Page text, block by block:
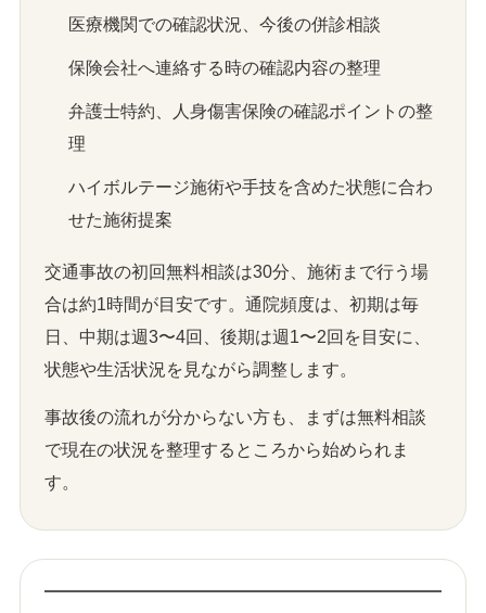
医療機関での確認状況、今後の併診相談
保険会社へ連絡する時の確認内容の整理
弁護士特約、人身傷害保険の確認ポイントの整
理
ハイボルテージ施術や手技を含めた状態に合わ
せた施術提案
交通事故の初回無料相談は30分、施術まで行う場
合は約1時間が目安です。通院頻度は、初期は毎
日、中期は週3〜4回、後期は週1〜2回を目安に、
状態や生活状況を見ながら調整します。
事故後の流れが分からない方も、まずは無料相談
で現在の状況を整理するところから始められま
す。